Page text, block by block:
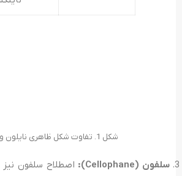
شکل 1. تفاوت شکل ظاهری نایلون و نایلکس
سلفون (Cellophane
): اصطلاح سلفون